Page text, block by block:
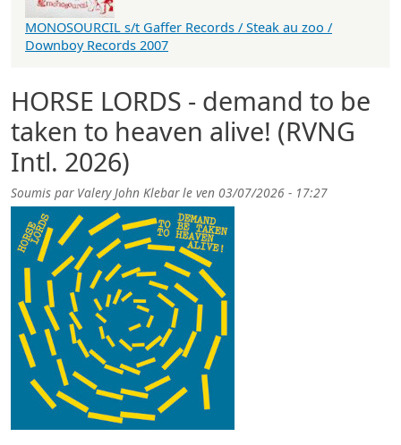
HORSE LORDS - demand to be
taken to heaven alive! (RVNG
Intl. 2026)
Soumis par Valery John Klebarle ven 03/07/2026 - 17:27
MONOSOURCIL s/t Gaffer Records / Steak au zoo /
Downboy Records 2007